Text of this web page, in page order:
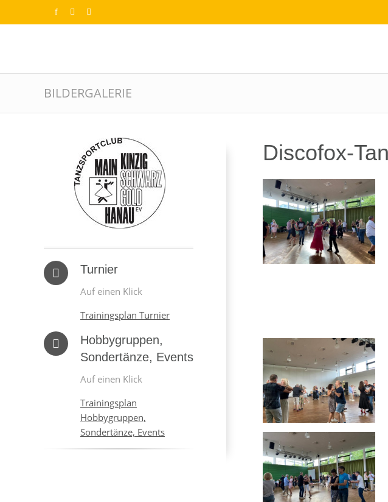
BILDERGALERIE
Turnier
Auf einen Klick
Trainingsplan Turnier
Hobbygruppen,
Sondertänze, Events
Auf einen Klick
Trainingsplan
Hobbygruppen,
Sondertänze, Events
Discofox-